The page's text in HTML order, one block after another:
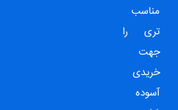
مناسب
تری را
جهت
خریدی
آسوده